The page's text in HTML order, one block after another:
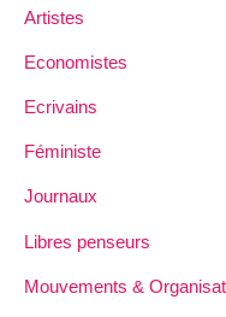
Artistes
Economistes
Ecrivains
Féministe
Journaux
Libres penseurs
Mouvements &